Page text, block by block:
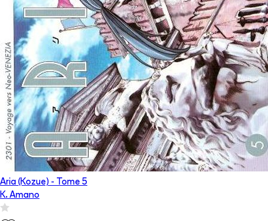
Aria (Kozue) - Tome 5
K. Amano